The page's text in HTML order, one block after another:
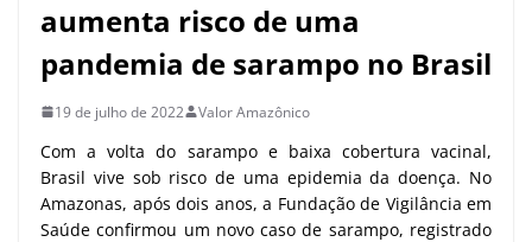
aumenta risco de uma
pandemia de sarampo no Brasil
19 de julho de 2022 Valor Amazônico
Com a volta do sarampo e baixa cobertura vacinal,
Brasil vive sob risco de uma epidemia da doença. No
Amazonas, após dois anos, a Fundação de Vigilância em
Saúde confirmou um novo caso de sarampo, registrado